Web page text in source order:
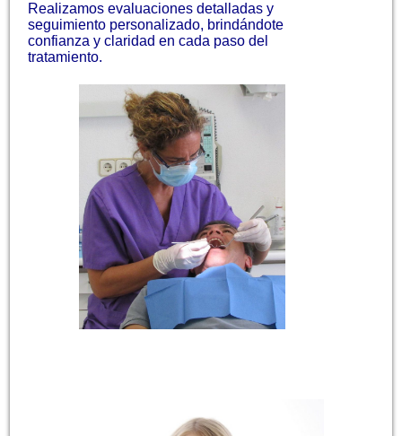
Realizamos evaluaciones detalladas y
seguimiento personalizado, brindándote
confianza y claridad en cada paso del
tratamiento.